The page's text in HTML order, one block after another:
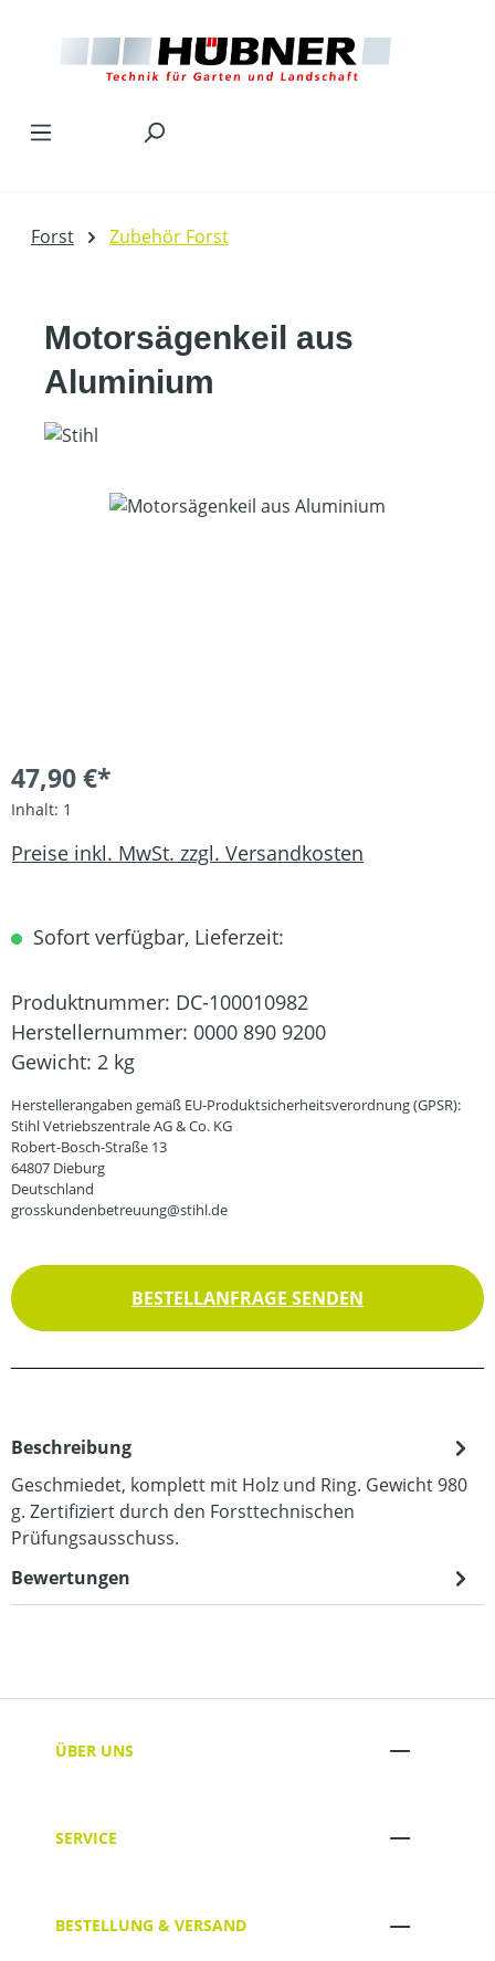
Forst Zubehör Forst
Motorsägenkeil aus
Aluminium
Bildergalerie überspringen
47,90 €*
Inhalt: 1
Preise inkl. MwSt. zzgl. Versandkosten
Sofort verfügbar, Lieferzeit:
Produktnummer: DC-100010982
Herstellernummer: 0000 890 9200
Gewicht: 2 kg
Herstellerangaben gemäß EU-Produktsicherheitsverordnung (GPSR):
Stihl Vetriebszentrale AG & Co. KG
Robert-Bosch-Straße 13
64807 Dieburg
Deutschland
grosskundenbetreuung@stihl.de
BESTELLANFRAGE SENDEN
Beschreibung
Geschmiedet, komplett mit Holz und Ring. Gewicht 980
g. Zertifiziert durch den Forsttechnischen
Prüfungsausschuss.
Bewertungen
ÜBER UNS
SERVICE
BESTELLUNG & VERSAND